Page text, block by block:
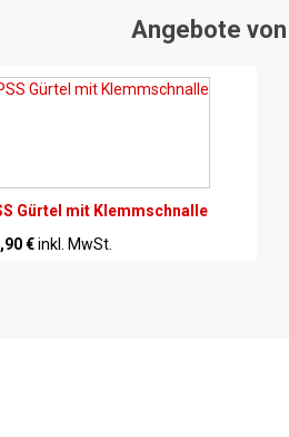
Angebote von
Gürtel mit Klemmschnalle
€ inkl. MwSt.